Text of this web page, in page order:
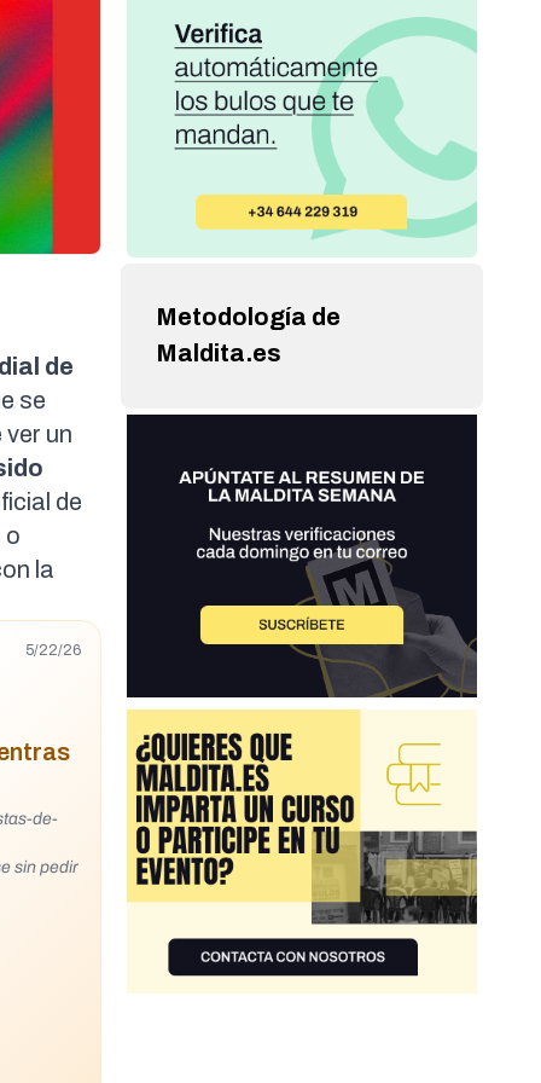
de
se
un
de
o
la
5/22/26
de-
Metodología de
Maldita.es